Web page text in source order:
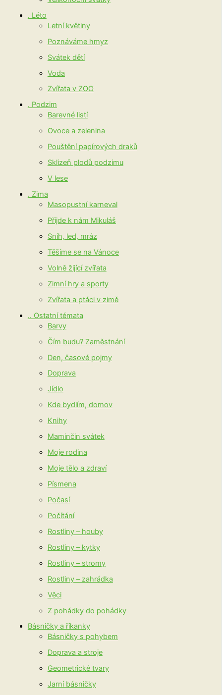
. Léto
Letní květiny
Poznáváme hmyz
Svátek dětí
Voda
Zvířata v ZOO
. Podzim
Barevné listí
Ovoce a zelenina
Pouštění papírových draků
Sklizeň plodů podzimu
V lese
. Zima
Masopustní karneval
Přijde k nám Mikuláš
Sníh, led, mráz
Těšíme se na Vánoce
Volně žijící zvířata
Zimní hry a sporty
Zvířata a ptáci v zimě
.. Ostatní témata
Barvy
Čím budu? Zaměstnání
Den, časové pojmy
Doprava
Jídlo
Kde bydlím, domov
Knihy
Maminčin svátek
Moje rodina
Moje tělo a zdraví
Písmena
Počasí
Počítání
Rostliny – houby
Rostliny – kytky
Rostliny – stromy
Rostliny – zahrádka
Věci
Z pohádky do pohádky
Básničky a říkanky
Básničky s pohybem
Doprava a stroje
Geometrické tvary
Jarní básničky